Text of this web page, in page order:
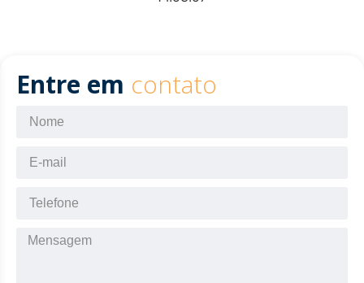
Entre em contato